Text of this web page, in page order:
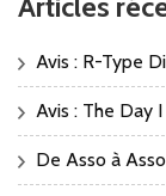
Avis : R-Type
Avis : The Day
De Asso à